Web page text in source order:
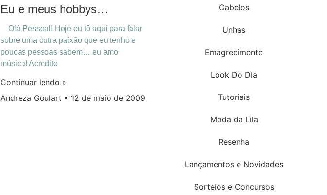
Eu e meus hobbys…
Olá Pessoal! Hoje eu tô aqui para falar
sobre uma outra paixão que eu tenho e
poucas pessoas sabem… eu amo
música! Acredito
Continuar lendo »
Andreza Goulart
12 de maio de 2009
Cabelos
Unhas
Emagrecimento
Look Do Dia
Tutoriais
Moda da Lila
Resenha
Lançamentos e Novidades
Sorteios e Concursos